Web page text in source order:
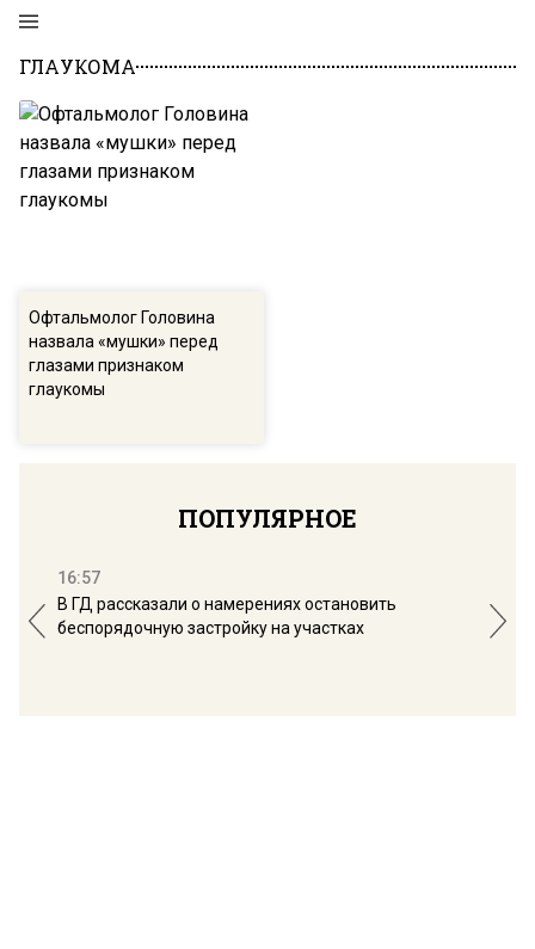
ГЛАУКОМА
Офтальмолог Головина
назвала «мушки» перед
глазами признаком
глаукомы
ПОПУЛЯРНОЕ
16:57
В ГД рассказали о намерениях остановить
беспорядочную застройку на участках